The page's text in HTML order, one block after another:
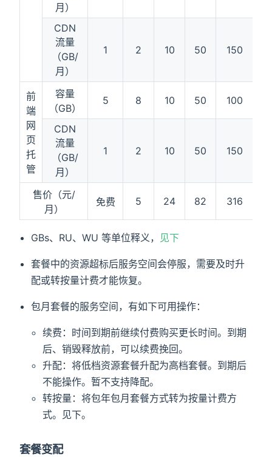
月）
CDN
流量
（GB/
月）
1 2 10 50 150
前
端
网
页
托
管
容量
（GB）
5 8 10 50 100
CDN
流量
（GB/
月）
1 2 10 50 150
售价（元/
月）
免费 5 24 82 316
GBs、RU、WU 等单位释义， 见下
套餐中的资源超标后服务空间会停服，需要及时升
配或转按量计费才能恢复。
包月套餐的服务空间，有如下可用操作：
续费：时间到期前继续付费购买更长时间。到期
后、销毁释放前，可以续费挽回。
升配：将低档资源套餐升配为高档套餐。到期后
不能操作。暂不支持降配。
转按量：将包年包月套餐方式转为按量计费方
式。见下。
套餐变配